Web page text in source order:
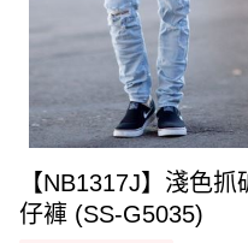
【NB1317J】淺色
仔褲 (SS-G5035)